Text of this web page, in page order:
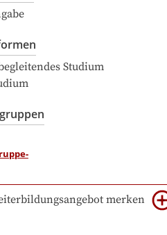
Studium
merken